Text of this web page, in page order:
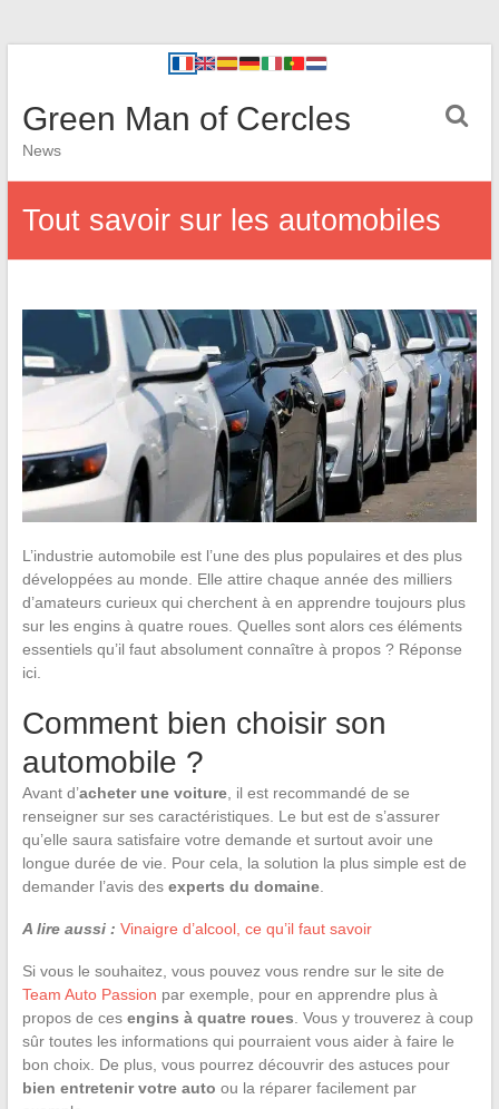
Green Man of Cercles
News
Tout savoir sur les automobiles
L’industrie automobile est l’une des plus populaires et des plus
développées au monde. Elle attire chaque année des milliers
d’amateurs curieux qui cherchent à en apprendre toujours plus
sur les engins à quatre roues. Quelles sont alors ces éléments
essentiels qu’il faut absolument connaître à propos ? Réponse
ici.
Comment bien choisir son
automobile ?
Avant d’acheter une voiture, il est recommandé de se
renseigner sur ses caractéristiques. Le but est de s’assurer
qu’elle saura satisfaire votre demande et surtout avoir une
longue durée de vie. Pour cela, la solution la plus simple est de
demander l’avis des experts du domaine.
A lire aussi : Vinaigre d’alcool, ce qu’il faut savoir
Si vous le souhaitez, vous pouvez vous rendre sur le site de
Team Auto Passion par exemple, pour en apprendre plus à
propos de ces engins à quatre roues . Vous y trouverez à coup
sûr toutes les informations qui pourraient vous aider à faire le
bon choix. De plus, vous pourrez découvrir des astuces pour
bien entretenir votre auto ou la réparer facilement par